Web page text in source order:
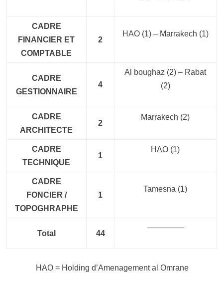
CADRE
FINANCIER ET
COMPTABLE
2
HAO (1) – Marrakech (1)
CADRE
GESTIONNAIRE
4
Al boughaz (2) – Rabat
(2)
CADRE
ARCHITECTE
2
Marrakech (2)
CADRE
TECHNIQUE
1
HAO (1)
CADRE
FONCIER /
TOPOGHRAPHE
1
Tamesna (1)
Total 44
————–
HAO = Holding d’Amenagement al Omrane